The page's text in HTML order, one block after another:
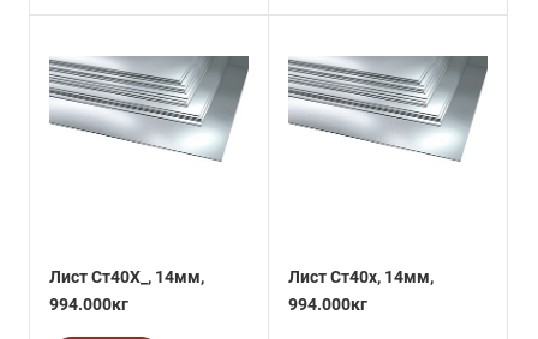
Лист Ст40Х_, 14мм,
994.000кг
Лист Ст40х, 14мм,
994.000кг